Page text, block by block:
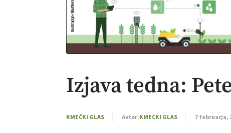
Izjava tedna:
KMEČKI GLAS Avtor:KMECKI GLAS 7 februarja,